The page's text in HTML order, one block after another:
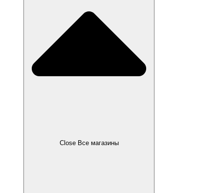
Close Все магазины